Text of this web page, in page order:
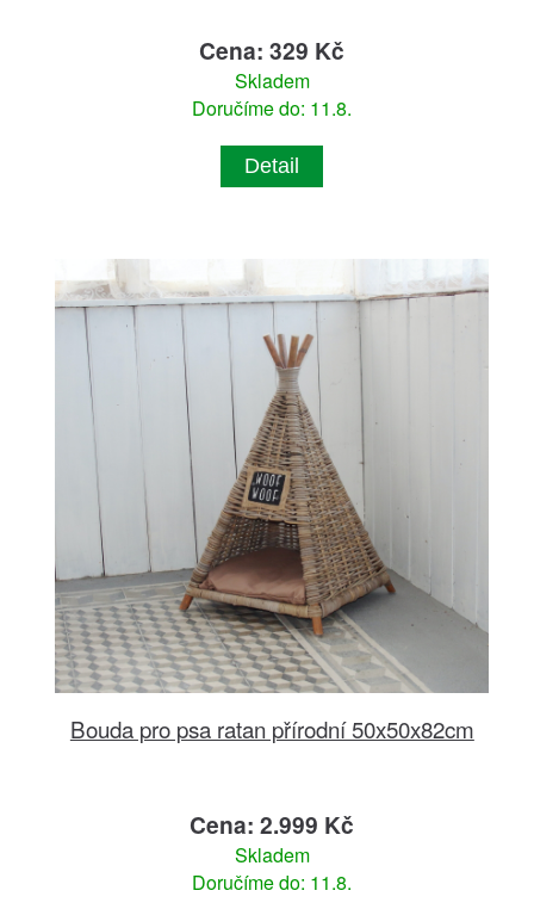
Cena: 329 Kč
Skladem
Doručíme do: 11.8.
Detail
Bouda pro psa ratan přírodní 50x50x82cm
Cena: 2.999 Kč
Skladem
Doručíme do: 11.8.